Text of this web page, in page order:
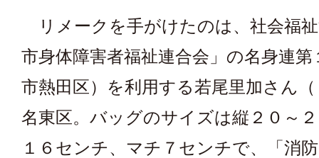
リメークを手がけたのは、社会福
市身体障害者福祉連合会」の名身連
市熱田区）を利用する若尾里加さん
名東区。バッグのサイズは縦２０～
１６センチ、マチ７センチで、「消